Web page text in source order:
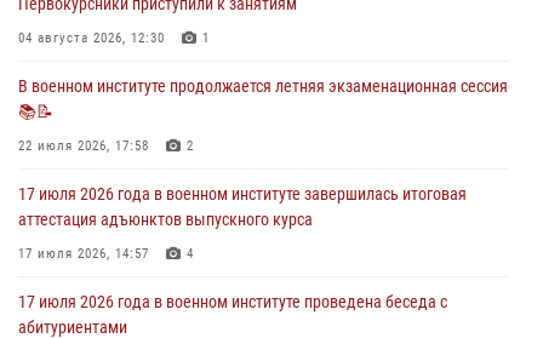
28 июля 2026 года в военном институте организована беседа и
праздничный молебен
В военном институте завершается летняя экзаменационная сессия
28 июля 2026, 10:41
04 августа 2026, 12:30 1
В военном институте продолжается летняя экзаменационная сессия
📚📝
22 июля 2026, 17:58 2
17 июля 2026 года в военном институте завершилась итоговая
аттестация адъюнктов выпускного курса
17 июля 2026, 14:57 4
17 июля 2026 года в военном институте проведена беседа с
абитуриентами